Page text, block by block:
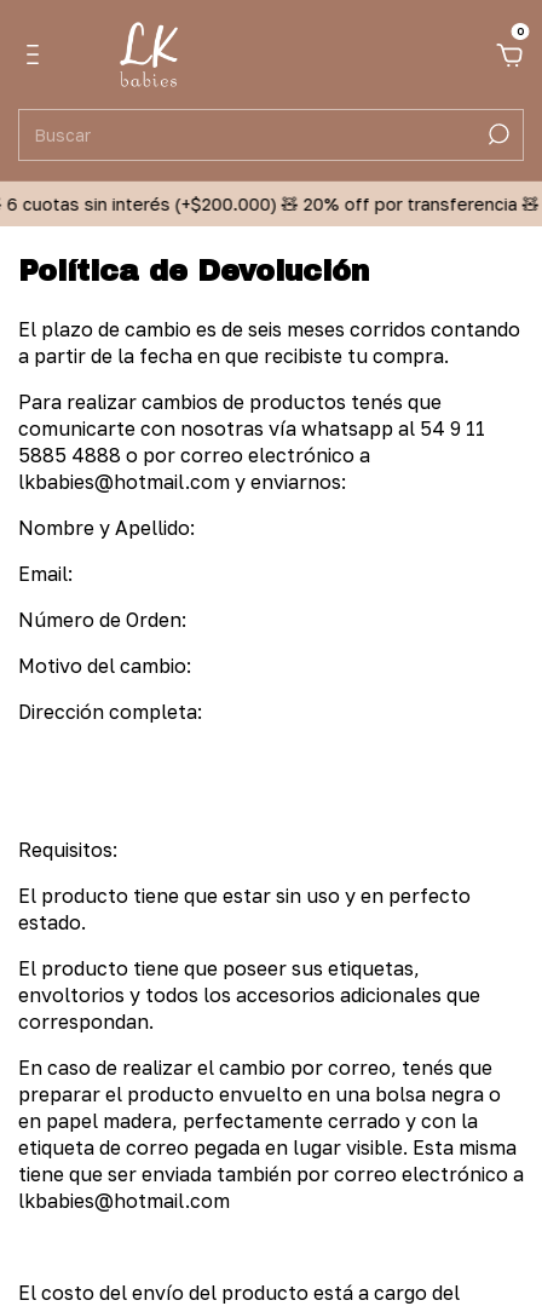
0
cuotas sin interés (+$200.000) 🧸 20% off por transferencia 🧸
Política de Devolución
El plazo de cambio es de seis meses corridos contando
a partir de la fecha en que recibiste tu compra.
Para realizar cambios de productos tenés que
comunicarte con nosotras vía whatsapp al 54 9 11
5885 4888 o por correo electrónico a
lkbabies@hotmail.com y enviarnos:
Nombre y Apellido:
Email:
Número de Orden:
Motivo del cambio:
Dirección completa:​
Requisitos:
El producto tiene que estar sin uso y en perfecto
estado.
El producto tiene que poseer sus etiquetas,
envoltorios y todos los accesorios adicionales que
correspondan.
En caso de realizar el cambio por correo, tenés que
preparar el producto envuelto en una bolsa negra o
en papel madera, perfectamente cerrado y con la
etiqueta de correo pegada en lugar visible. Esta misma
tiene que ser enviada también por correo electrónico a
lkbabies@hotmail.com
El costo del envío del producto está a cargo del